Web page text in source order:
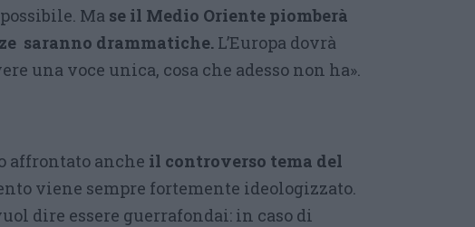
Ma se il Medio Oriente piomberà
saranno drammatiche. L’Europa dovrà
una voce unica, cosa che adesso non ha».
affrontato anche il controverso tema del
viene sempre fortemente ideologizzato.
dire essere guerrafondai: in caso di